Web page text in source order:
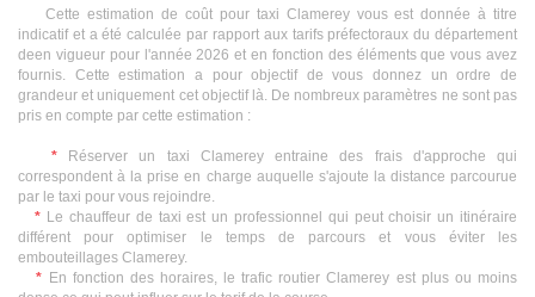
Cette estimation de coût pour taxi Clamerey vous est donnée à titre
indicatif et a été calculée par rapport aux tarifs préfectoraux du département
deen vigueur pour l'année 2026 et en fonction des éléments que vous avez
fournis. Cette estimation a pour objectif de vous donnez un ordre de
grandeur et uniquement cet objectif là. De nombreux paramètres ne sont pas
pris en compte par cette estimation :
*Réserver un taxi Clamerey entraine des frais d'approche qui
correspondent à la prise en charge auquelle s'ajoute la distance parcourue
par le taxi pour vous rejoindre.
* Le chauffeur de taxi est un professionnel qui peut choisir un itinéraire
différent pour optimiser le temps de parcours et vous éviter les
embouteillages Clamerey.
* En fonction des horaires, le trafic routier Clamerey est plus ou moins